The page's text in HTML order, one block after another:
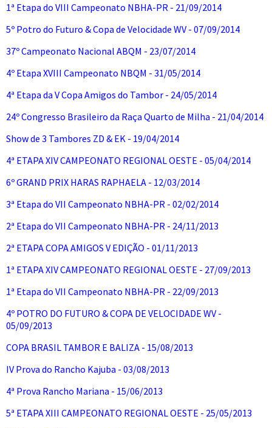
1ª Etapa do VIII Campeonato NBHA-PR - 21/09/2014
5º Potro do Futuro & Copa de Velocidade WV - 07/09/2014
37º Campeonato Nacional ABQM - 23/07/2014
4º Etapa XVIII Campeonato NBQM - 31/05/2014
4ª Etapa da V Copa Amigos do Tambor - 24/05/2014
24º Congresso Brasileiro da Raça Quarto de Milha - 21/04/2014
Show de 3 Tambores ZD & EK - 19/04/2014
4ª ETAPA XIV CAMPEONATO REGIONAL OESTE - 05/04/2014
6º GRAND PRIX HARAS RAPHAELA - 12/03/2014
3ª Etapa do VII Campeonato NBHA-PR - 02/02/2014
2ª Etapa do VII Campeonato NBHA-PR - 24/11/2013
2ª ETAPA COPA AMIGOS V EDIÇÃO - 01/11/2013
1ª ETAPA XIV CAMPEONATO REGIONAL OESTE - 27/09/2013
1ª Etapa do VII Campeonato NBHA-PR - 22/09/2013
4º POTRO DO FUTURO & COPA DE VELOCIDADE WV -
05/09/2013
COPA BRASIL TAMBOR E BALIZA - 15/08/2013
IV Prova do Rancho Kajuba - 03/08/2013
4ª Prova Rancho Mariana - 15/06/2013
5ª ETAPA XIII CAMPEONATO REGIONAL OESTE - 25/05/2013